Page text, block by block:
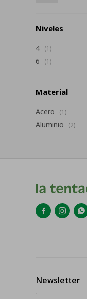
Niveles
4 (1)
6 (1)
Material
Acero (1)
Aluminio (2)
  
Newsletter